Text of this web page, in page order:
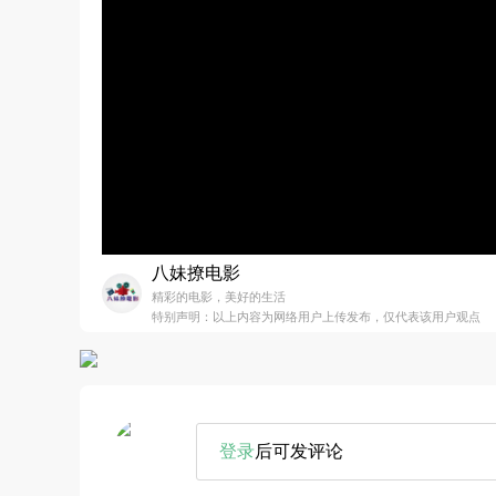
八妹撩电影
精彩的电影，美好的生活
特别声明：以上内容为网络用户上传发布，仅代表该用户观点
登录后可发评论